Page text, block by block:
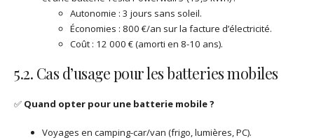
Autonomie : 3 jours sans soleil.
Économies : 800 €/an sur la facture d’électricité.
Coût : 12 000 € (amorti en 8-10 ans).
5.2. Cas d’usage pour les batteries mobiles
✅ Quand opter pour une batterie mobile ?
Voyages en camping-car/van (frigo, lumières, PC).